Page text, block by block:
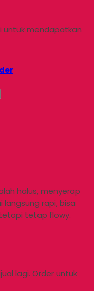
untuk mendapatkan
halus, menyerap
langsung rapi, bisa
tetap flowy.
lagi. Order untuk